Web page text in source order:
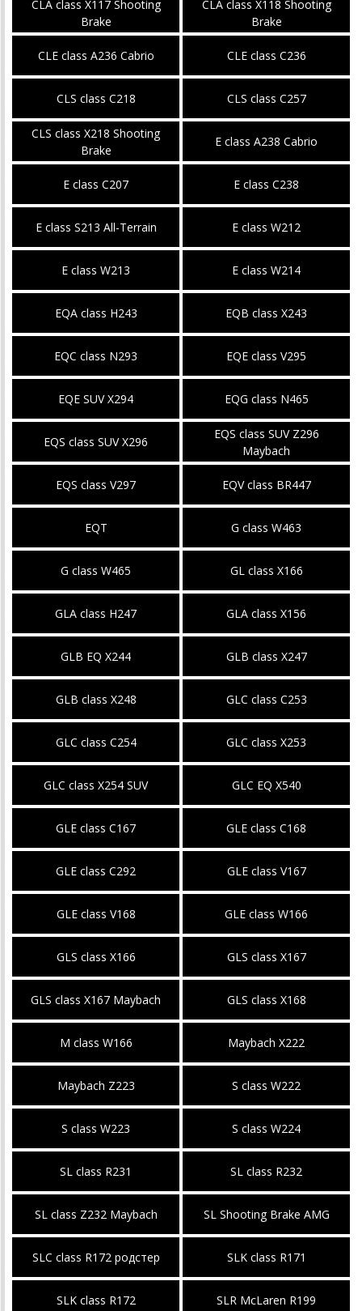
CLA class X117 Shooting
Brake
CLA class X118 Shooting
Brake
CLE class A236 Cabrio CLE class C236
CLS class C218 CLS class C257
CLS class X218 Shooting
Brake
E class A238 Cabrio
E class C207 E class C238
E class S213 All-Terrain E class W212
E class W213 E class W214
EQA class H243 EQB class X243
EQC class N293 EQE class V295
EQE SUV X294 EQG class N465
EQS class SUV X296
EQS class SUV Z296
Maybach
EQS class V297 EQV class BR447
EQT G class W463
G class W465 GL class X166
GLA class H247 GLA class X156
GLB EQ X244 GLB class X247
GLB class X248 GLC class C253
GLC class C254 GLC class X253
GLC class X254 SUV GLC EQ X540
GLE class C167 GLE class C168
GLE class C292 GLE class V167
GLE class V168 GLE class W166
GLS class X166 GLS class X167
GLS class X167 Maybach GLS class X168
M class W166 Maybach X222
Maybach Z223 S class W222
S class W223 S class W224
SL class R231 SL class R232
SL class Z232 Maybach SL Shooting Brake AMG
SLC class R172 родстер SLK class R171
SLK class R172 SLR McLaren R199